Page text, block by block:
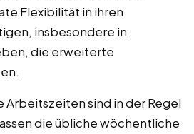
Flexibilität in ihren
insbesondere in
die erweiterte
Arbeitszeiten sind in der Regel
die übliche wöchentliche